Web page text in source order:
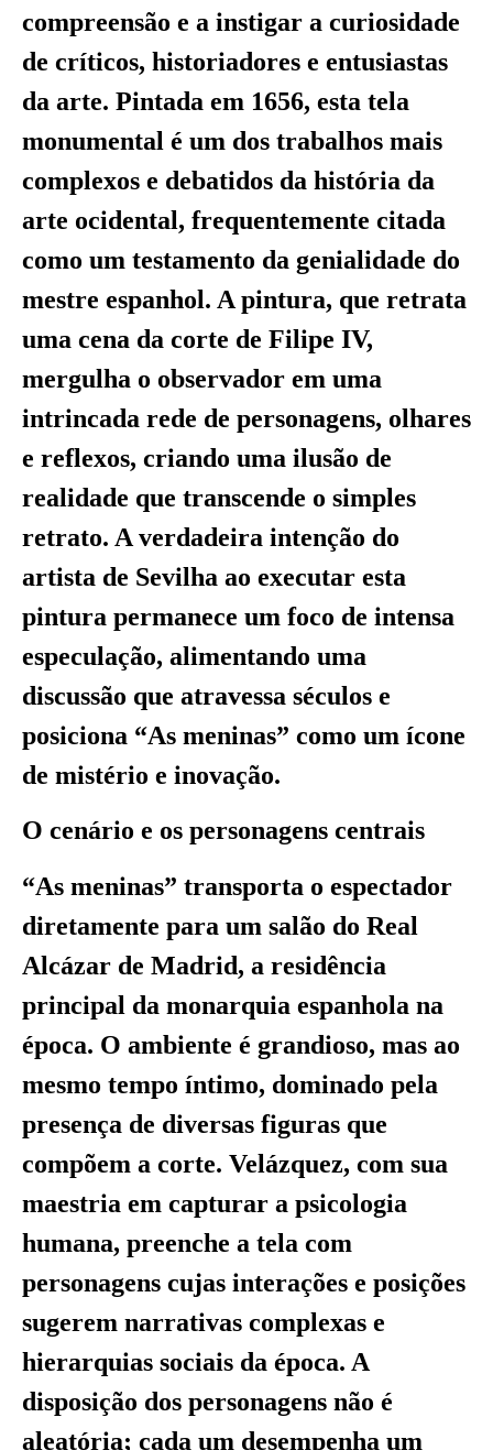
compreensão e a instigar a curiosidade
de críticos, historiadores e entusiastas
da arte. Pintada em 1656, esta tela
monumental é um dos trabalhos mais
complexos e debatidos da história da
arte ocidental, frequentemente citada
como um testamento da genialidade do
mestre espanhol. A pintura, que retrata
uma cena da corte de Filipe IV,
mergulha o observador em uma
intrincada rede de personagens, olhares
e reflexos, criando uma ilusão de
realidade que transcende o simples
retrato. A verdadeira intenção do
artista de Sevilha ao executar esta
pintura permanece um foco de intensa
especulação, alimentando uma
discussão que atravessa séculos e
posiciona “As meninas” como um ícone
de mistério e inovação.
O cenário e os personagens centrais
“As meninas” transporta o espectador
diretamente para um salão do Real
Alcázar de Madrid, a residência
principal da monarquia espanhola na
época. O ambiente é grandioso, mas ao
mesmo tempo íntimo, dominado pela
presença de diversas figuras que
compõem a corte. Velázquez, com sua
maestria em capturar a psicologia
humana, preenche a tela com
personagens cujas interações e posições
sugerem narrativas complexas e
hierarquias sociais da época. A
disposição dos personagens não é
aleatória; cada um desempenha um